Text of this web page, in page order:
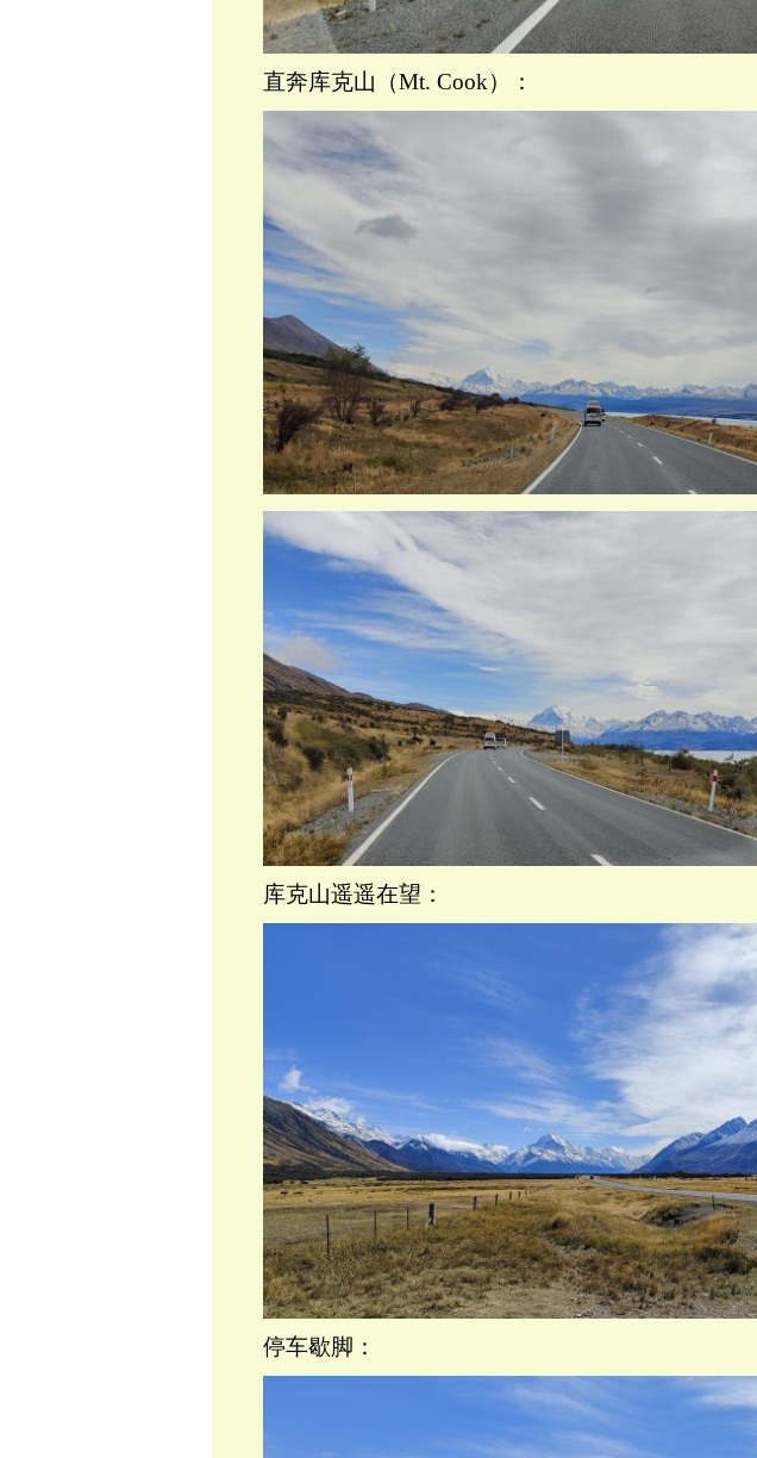
直奔库克山（Mt. Cook）：
库克山遥遥在望：
停车歇脚：